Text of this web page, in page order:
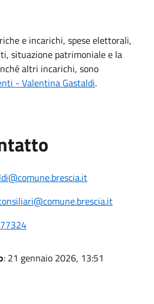
e incarichi, spese elettorali,
situazione patrimoniale e la
altri incarichi, sono
- Valentina Gastaldi.
: 21 gennaio 2026, 13:51